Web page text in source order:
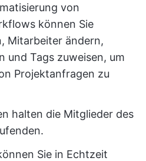
von
können Sie
Mitarbeiter ändern,
und Tags zuweisen, um
Projektanfragen zu
halten die Mitglieder des
Sie in Echtzeit